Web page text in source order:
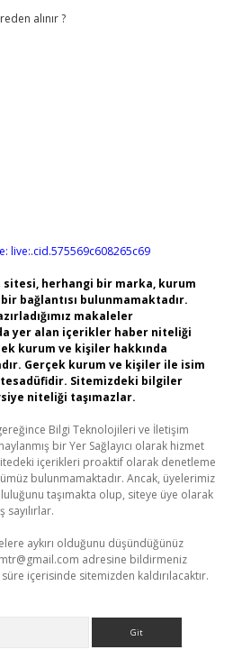
alınır ?
live:.cid.575569c608265c69
herhangi bir marka, kurum
bağlantısı bulunmamaktadır.
makaleler
yer alan içerikler haber niteliği
kurum ve kişiler hakkında
Gerçek kurum ve kişiler ile isim
Sitemizdeki bilgiler
niteliği taşımazlar.
Bilgi Teknolojileri ve İletişim
bir Yer Sağlayıcı olarak hizmet
içerikleri proaktif olarak denetleme
bulunmamaktadır. Ancak, üyelerimiz
taşımakta olup, siteye üye olarak
aykırı olduğunu düşündüğünüz
adresine bildirmeniz
içerisinde sitemizden kaldırılacaktır.